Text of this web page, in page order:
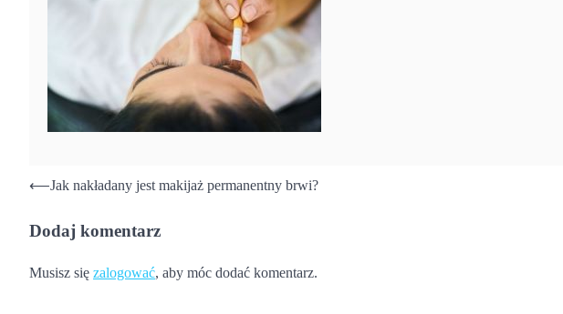
Nawigacja
⟵Jak nakładany jest makijaż permanentny brwi?
Dodaj komentarz
Musisz się zalogować, aby móc dodać komentarz.